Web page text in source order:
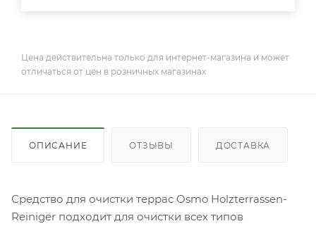
Цена действительна только для интернет-магазина и может
отличаться от цен в розничных магазинах
ОПИСАНИЕ ОТЗЫВЫ ДОСТАВКА
Средство для очистки террас Osmo Holzterrassen-
Reiniger подходит для очистки всех типов